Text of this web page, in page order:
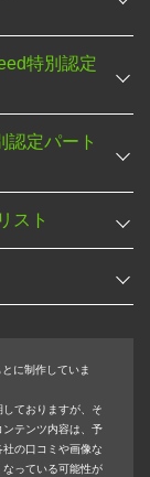
特別認定
認定パート
スト
に制作していま
ておりますが、そ
テンツ内容は、予
の口コミや画像な
っている可能性が